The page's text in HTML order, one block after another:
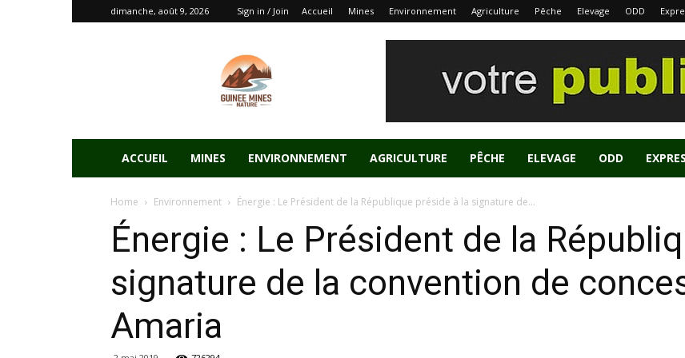
dimanche, août 9, 2026 Sign in / Join Accueil Mines Environnement Agriculture Pêche Elevage ODD
ACCUEIL MINES ENVIRONNEMENT AGRICULTURE PÊCHE ELEVAGE ODD
Home Environnement Énergie : Le Président de la République préside à la signature de...
Énergie : Le Président de la
signature de la convention de
Amaria